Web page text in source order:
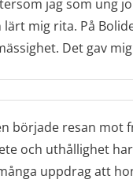
jag som ung
mig rita. På
Det gav
började resan mot
och uthållighet
uppdrag att